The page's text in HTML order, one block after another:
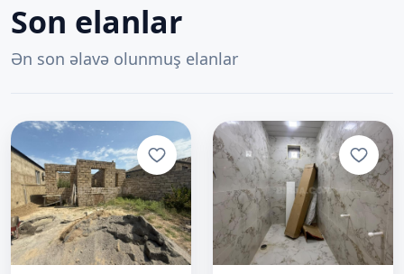
Son elanlar
Ən son əlavə olunmuş elanlar